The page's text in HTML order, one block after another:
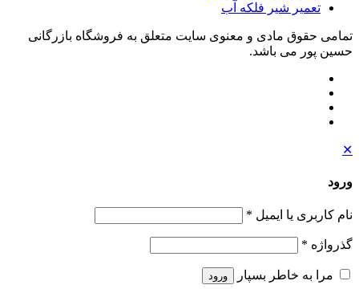
تعمیر شیر فلکه آب
تمامی حقوق مادی و معنوی سایت متعلق به فروشگاه بازرگانی
حسین پور می باشد.
✕
ورود
نام کاربری یا ایمیل *
گذرواژه *
مرا به خاطر بسپار ورود